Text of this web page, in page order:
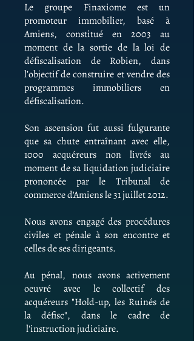
Le groupe Finaxiome est un
promoteur immobilier, basé à
Amiens, constitué en 2003 au
moment de la sortie de la loi de
défiscalisation de Robien, dans
l’objectif de construire et vendre des
programmes immobiliers en
défiscalisation.
Son ascension fut aussi fulgurante
que sa chute entraînant avec elle,
1000 acquéreurs non livrés au
moment de sa liquidation judiciaire
prononcée par le Tribunal de
commerce d'Amiens le 31 juillet 2012.
Nous avons engagé des procédures
civiles et pénale à son encontre et
celles de ses dirigeants.
Au pénal, nous avons activement
oeuvré avec le collectif des
acquéreurs "Hold-up, les Ruinés de
la défisc", dans le cadre de
l'instruction judiciaire.